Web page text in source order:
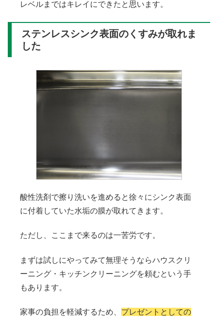
レベルまではキレイにできたと思います。
ステンレスシンク表面のくすみが取れま
した
酸性洗剤で擦り洗いを進めると徐々にシンク表面
に付着していた水垢の膜が取れてきます。
ただし、ここまで来るのは一苦労です。
まずは試しにやってみて無理そうならハウスクリ
ーニング・キッチンクリーニングを頼むという手
もあります。
家事の負担を軽減するため、 プレゼントとしての